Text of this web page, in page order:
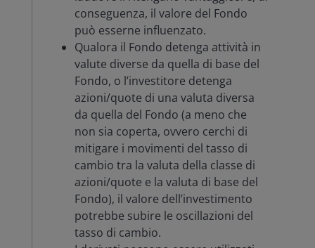
conseguenza, il valore del Fondo
può esserne influenzato.
Qualora il Fondo detenga attività in
valute diverse da quella di base del
Fondo, o l’investitore detenga
azioni/quote di una valuta diversa
da quella del Fondo (a meno che
non sia coperta, ovvero cerchi di
mitigare i movimenti del tasso di
cambio tra la valuta della classe di
azioni/quote e la valuta di base del
Fondo), il valore dell’investimento
potrebbe subire le oscillazioni del
tasso di cambio.